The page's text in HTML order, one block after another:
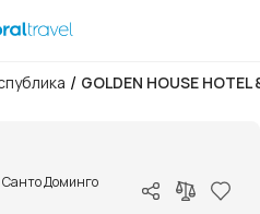
/ GOLDEN HOUSE HOTEL
Доминго